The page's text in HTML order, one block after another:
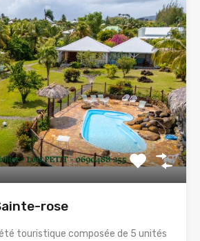
rose
touristique composée de 5 unités